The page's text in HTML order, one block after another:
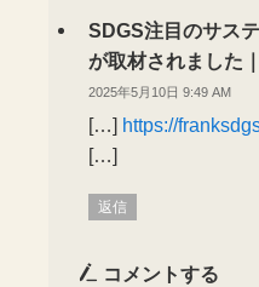
SDGS注目のサス
が取材されました
2025年5月10日 9:49 AM
[…] https://
[…]
返信
コメントする